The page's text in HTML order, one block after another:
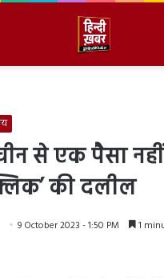
से एक पैसा
की दलील
9 October 2023 - 1:50 PM 1